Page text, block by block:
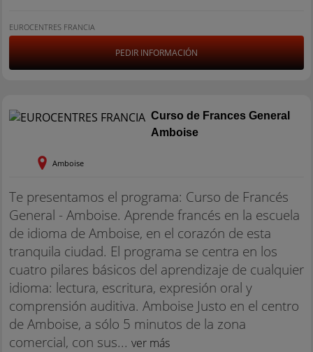
EUROCENTRES FRANCIA
PEDIR INFORMACIÓN
Curso de Frances General
Amboise
Amboise
Te presentamos el programa: Curso de Francés
General - Amboise. Aprende francés en la escuela
de idioma de Amboise, en el corazón de esta
tranquila ciudad. El programa se centra en los
cuatro pilares básicos del aprendizaje de cualquier
idioma: lectura, escritura, expresión oral y
comprensión auditiva. Amboise Justo en el centro
de Amboise, a sólo 5 minutos de la zona
comercial, con sus... ver más